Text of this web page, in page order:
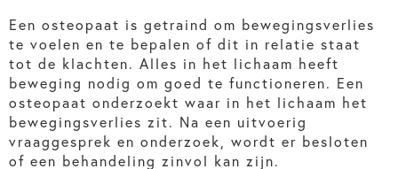
Een osteopaat is getraind om bewegingsverlies
te voelen en te bepalen of dit in relatie staat
tot de klachten. Alles in het lichaam heeft
beweging nodig om goed te functioneren. Een
osteopaat onderzoekt waar in het lichaam het
bewegingsverlies zit. Na een uitvoerig
vraaggesprek en onderzoek, wordt er besloten
of een behandeling zinvol kan zijn.